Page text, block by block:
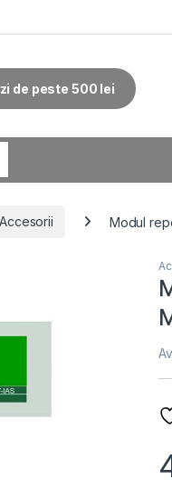
de peste 500 lei
Accesorii Modul